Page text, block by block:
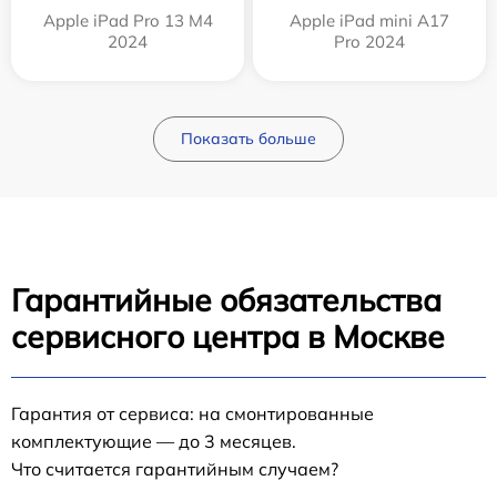
Apple iPad Pro 13 M4
2024
Apple iPad mini A17
Pro 2024
Показать больше
Гарантийные обязательства
сервисного центра в Москве
Гарантия от сервиса: на смонтированные
комплектующие — до 3 месяцев.
Что считается гарантийным случаем?